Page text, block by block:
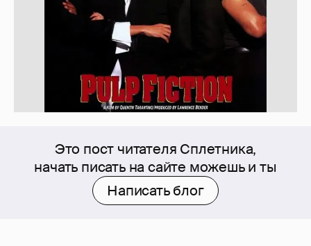
Это пост читателя Сплетника,
начать писать на сайте можешь и ты
Написать блог